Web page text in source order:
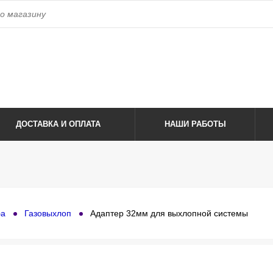
ДОСТАВКА И ОПЛАТА НАШИ РАБОТЫ
Газовыхлоп Адаптер 32мм для выхлопной системы